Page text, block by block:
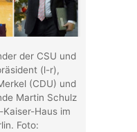
der CSU und
(l-r),
(CDU) und
Martin Schulz
Kaiser-Haus im
Foto: